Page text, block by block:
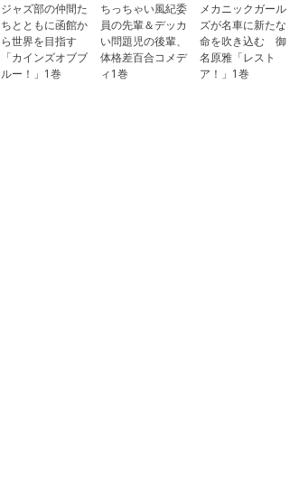
ジャズ部の仲間た
ちとともに函館か
ら世界を目指す
「カインズオブブ
ルー！」1巻
ちっちゃい風紀委
員の先輩＆デッカ
い問題児の後輩、
体格差百合コメデ
ィ1巻
メカニックガール
ズが名車に新たな
命を吹き込む 御
名原雅「レスト
ア！」1巻